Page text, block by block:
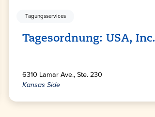
Tagungsservices
Tagesordnung: USA, Inc.
6310 Lamar Ave., Ste. 230
Kansas Side